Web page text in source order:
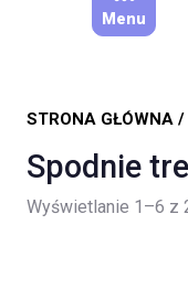
Menu
STRONA GŁÓWNA /
Spodnie
Wyświetlanie 1–6 z